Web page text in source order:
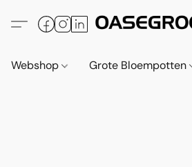
Webshop Grote Bloempotten